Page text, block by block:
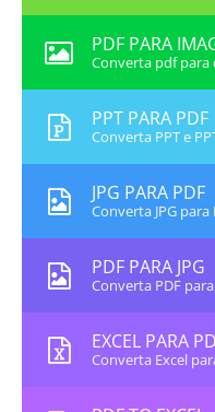
PDF PARA
Converta pdf
PPT PARA PDF
Converta PPT e
JPG PARA PDF
Converta JPG para
PDF PARA JPG
Converta PDF para
EXCEL PARA
Converta Excel